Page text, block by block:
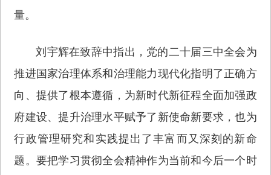
量。
刘宇辉在致辞中指出，党的二十届三中全会为
推进国家治理体系和治理能力现代化指明了正确方
向、提供了根本遵循，为新时代新征程全面加强政
府建设、提升治理水平赋予了新使命新要求，也为
行政管理研究和实践提出了丰富而又深刻的新命
题。要把学习贯彻全会精神作为当前和今后一个时